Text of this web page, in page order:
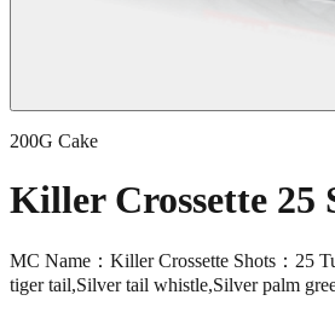
200G Cake
Killer Crossette 25
MC Name：Killer Crossette Shots：25
tiger tail,Silver tail whistle,Silver palm